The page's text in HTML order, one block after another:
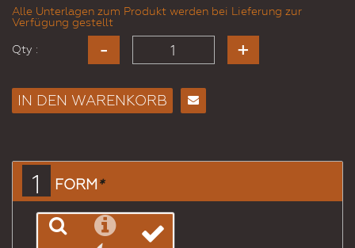
Alle Unterlagen zum Produkt werden bei Lieferung zur
Verfügung gestellt
Qty :
IN DEN WARENKORB
1 FORM*